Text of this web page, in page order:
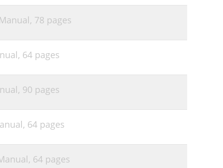
50
52
61
78 pages
64 pages
90 pages
64 pages
64 pages